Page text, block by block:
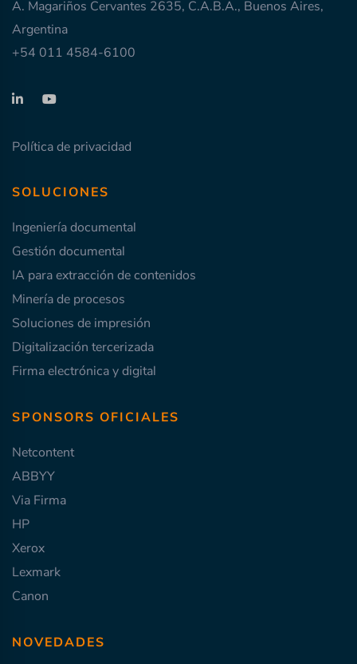
A. Magariños Cervantes 2635, C.A.B.A., Buenos Aires,
Argentina
+54 011 4584-6100
Política de privacidad
SOLUCIONES
Ingeniería documental
Gestión documental
IA para extracción de contenidos
Minería de procesos
Soluciones de impresión
Digitalización tercerizada
Firma electrónica y digital
SPONSORS OFICIALES
Netcontent
ABBYY
Via Firma
HP
Xerox
Lexmark
Canon
NOVEDADES